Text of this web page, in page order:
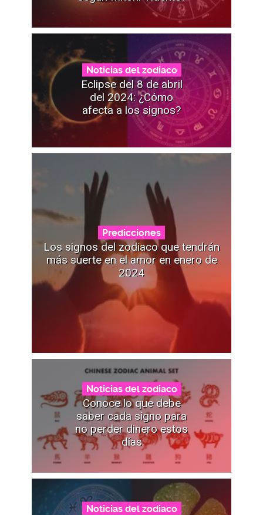
Noticias del zodiaco
Eclipse del 8 de abril
del 2024: ¿Cómo
afecta a los signos?
Predicciones
Los signos del zodiaco que tendrán
más suerte en el amor en enero de
2024
Noticias del zodiaco
Conoce lo que debe
saber cada signo para
no perder dinero estos
días
Noticias del zodiaco